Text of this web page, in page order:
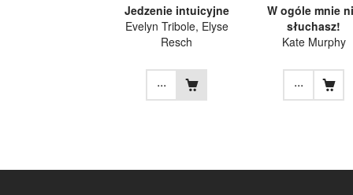
Jedzenie intuicyjne
Evelyn Tribole, Elyse
Resch
...
W ogóle mnie
słuchasz!
Kate Murphy
...